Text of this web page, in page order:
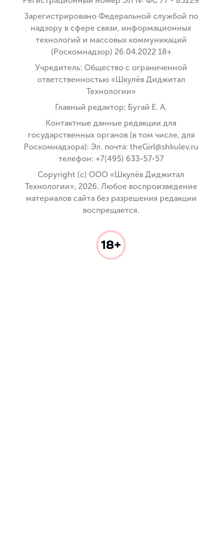
Зарегистрировано Федеральной службой по
надзору в сфере связи, информационных
технологий и массовых коммуникаций
(Роскомнадзор) 26.04.2022 18+
Учредитель: Общество с ограниченной
ответственностью «Шкулёв Диджитал
Технологии»
Главный редактор: Бугай Е. А.
Контактные данные редакции для
государственных органов (в том числе, для
Роскомнадзора): Эл. почта: theGirl@shkulev.ru
телефон: +7(495) 633-57-57
Copyright (с) ООО «Шкулёв Диджитал
Технологии», 2026. Любое воспроизведение
материалов сайта без разрешения редакции
воспрещается.
18+